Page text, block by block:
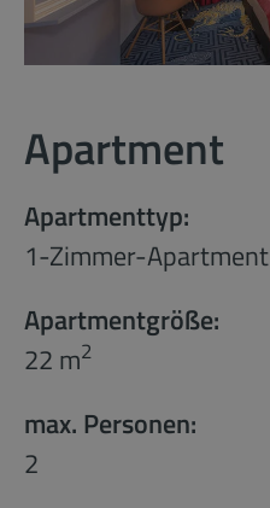
Apartment
Apartmenttyp:
1-Zimmer-Apartment
Apartmentgröße:
22 m2
max. Personen:
2